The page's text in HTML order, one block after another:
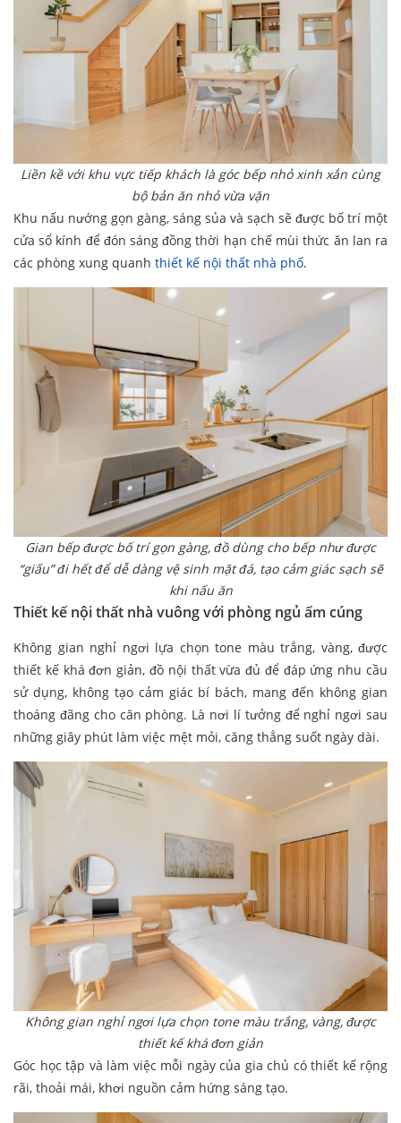
Liền kề với khu vực tiếp khách là góc bếp nhỏ xinh xắn cùng
bộ bản ăn nhỏ vừa vặn
Khu nấu nướng gọn gàng, sáng sủa và sạch sẽ được bố trí một
cửa sổ kính để đón sáng đồng thời hạn chế mùi thức ăn lan ra
các phòng xung quanh thiết kế nội thất nhà phố.
Gian bếp được bố trí gọn gàng, đồ dùng cho bếp như được
“giấu” đi hết để dễ dàng vệ sinh mặt đá, tạo cảm giác sạch sẽ
khi nấu ăn
Thiết kế nội thất nhà vuông với phòng ngủ ấm cúng
Không gian nghỉ ngơi lựa chọn tone màu trắng, vàng, được
thiết kế khá đơn giản, đồ nội thất vừa đủ để đáp ứng nhu cầu
sử dụng, không tạo cảm giác bí bách, mang đến không gian
thoáng đãng cho căn phòng. Là nơi lí tưởng để nghỉ ngơi sau
những giây phút làm việc mệt mỏi, căng thẳng suốt ngày dài.
Không gian nghỉ ngơi lựa chọn tone màu trắng, vàng, được
thiết kế khá đơn giản
Góc học tập và làm việc mỗi ngày của gia chủ có thiết kế rộng
rãi, thoải mái, khơi nguồn cảm hứng sáng tạo.